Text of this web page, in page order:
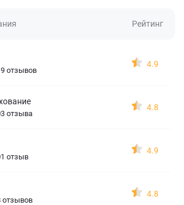
Рейтинг
отзывов
4.9
отзыва
4.8
отзыв
4.9
отзывов
4.8